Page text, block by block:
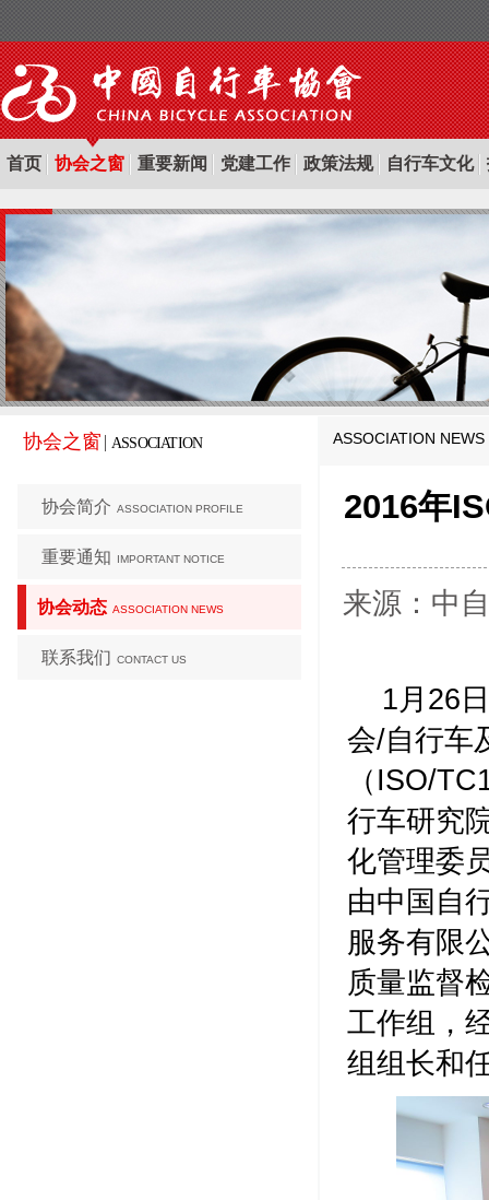
首页 协会之窗 重要新闻 党建工作 政策法规 自行车文化
协会之窗 ASSOCIATION
协会简介 ASSOCIATION PROFILE
重要通知 IMPORTANT NOTICE
协会动态 ASSOCIATION NEWS
联系我们 CONTACT US
ASSOCIATION NEWS
2016年
来源：中
1月26
会/自行车
（ISO/
行车研究
化管理委
由中国自
服务有限
质量监督
工作组，
组组长和